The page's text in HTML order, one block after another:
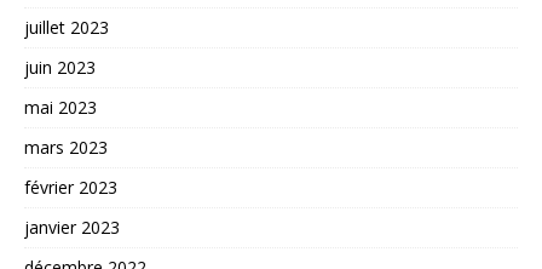
juillet 2023
juin 2023
mai 2023
mars 2023
février 2023
janvier 2023